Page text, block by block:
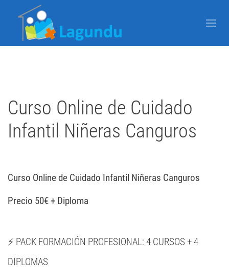
Curso Online de Cuidado
Infantil Niñeras Canguros
Curso Online de Cuidado Infantil Niñeras Canguros
Precio 50€ + Diploma
⚡ PACK FORMACIÓN PROFESIONAL: 4 CURSOS + 4
DIPLOMAS